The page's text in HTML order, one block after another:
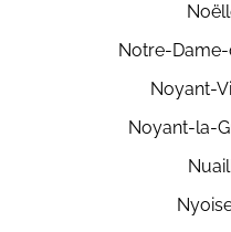
Notre-
Noyant-
Noyant-la-